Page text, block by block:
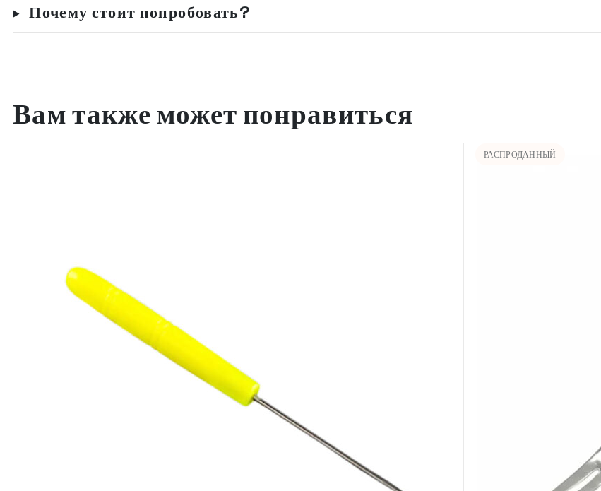
Почему стоит попробовать?
Вам также может понравиться
РАСПРОДАННЫЙ